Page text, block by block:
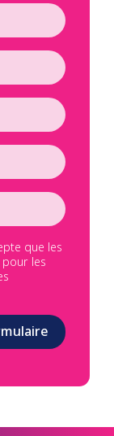
que les
les